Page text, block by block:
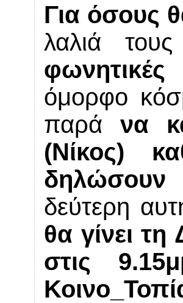
Για όσους
λαλιά
όμορφο
παρά να
(Νίκος)
δεύτερη
θα γίνει τη
στις